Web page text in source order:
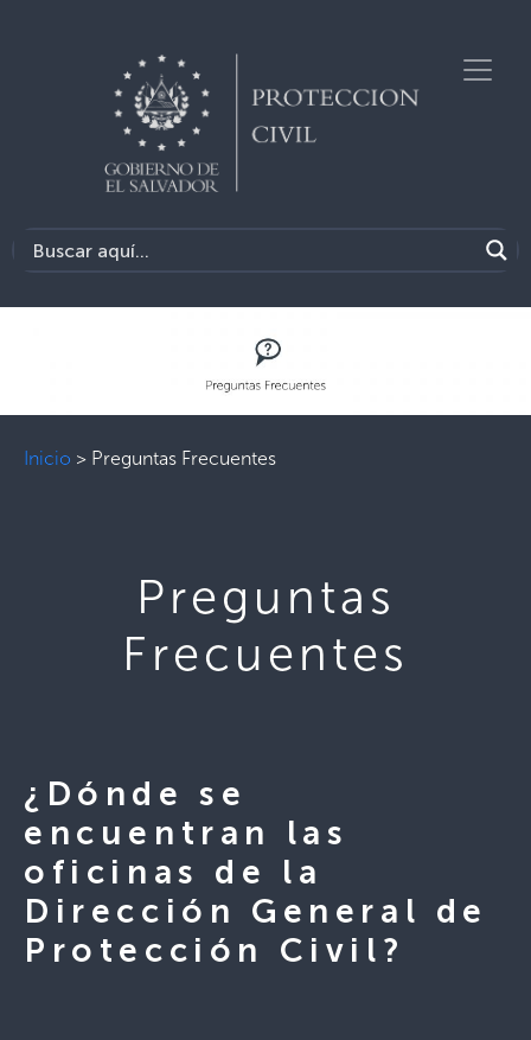
Inicio > Preguntas Frecuentes
Preguntas
Frecuentes
¿Dónde se
encuentran las
oficinas de la
Dirección General de
Protección Civil?